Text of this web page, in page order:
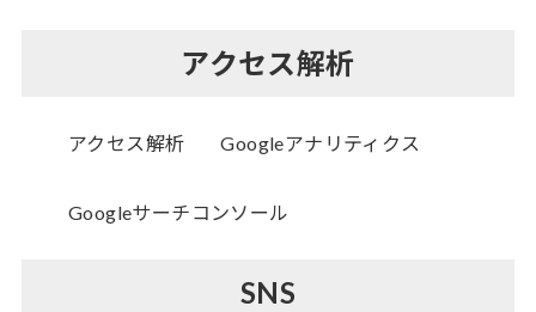
アクセス解析
アクセス解析 Googleアナリティクス
Googleサーチコンソール
SNS